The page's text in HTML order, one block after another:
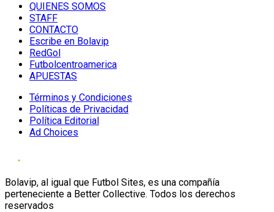
QUIENES SOMOS
STAFF
CONTACTO
Escribe en Bolavip
RedGol
Futbolcentroamerica
APUESTAS
Términos y Condiciones
Políticas de Privacidad
Política Editorial
Ad Choices
Bolavip, al igual que Futbol Sites, es una compañía
perteneciente a Better Collective. Todos los derechos
reservados